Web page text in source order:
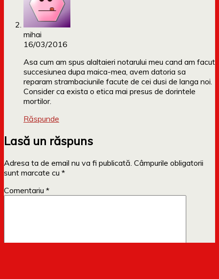
mihai
16/03/2016
Asa cum am spus alaltaieri notarului meu cand am facut
succesiunea dupa maica-mea, avem datoria sa
reparam strambaciunile facute de cei dusi de langa noi.
Consider ca exista o etica mai presus de dorintele
mortilor.
Răspunde
Lasă un răspuns
Adresa ta de email nu va fi publicată. Câmpurile obligatorii
sunt marcate cu *
Comentariu *